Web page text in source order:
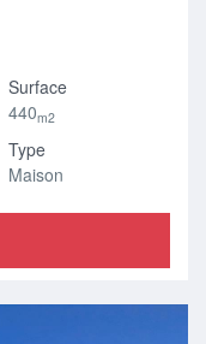
Surface
440m2
Type
Maison